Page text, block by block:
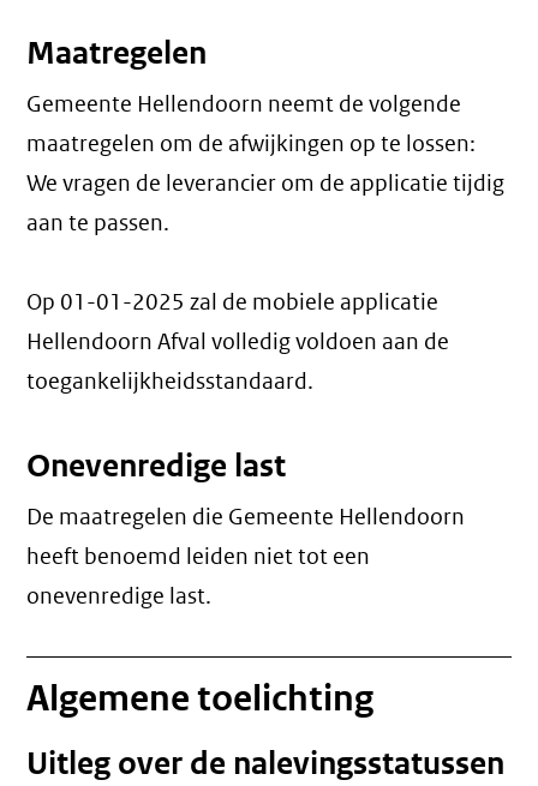
Maatregelen
Gemeente Hellendoorn neemt de volgende
maatregelen om de afwijkingen op te lossen:
We vragen de leverancier om de applicatie tijdig
aan te passen.
Op 01-01-2025 zal de mobiele applicatie
Hellendoorn Afval volledig voldoen aan de
toegankelijkheidsstandaard.
Onevenredige last
De maatregelen die Gemeente Hellendoorn
heeft benoemd leiden niet tot een
onevenredige last.
Algemene toelichting
Uitleg over de nalevingsstatussen